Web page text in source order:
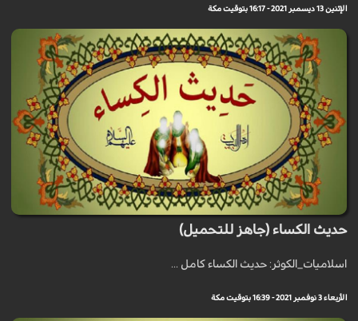
الإثنين 13 ديسمبر 2021 - 16:17 بتوقيت مكة
حديث الكساء (جاهز للتحميل)
اسلاميات_الكوثر: حديث الكساء كامل ...
الأربعاء 3 نوفمبر 2021 - 16:39 بتوقيت مكة